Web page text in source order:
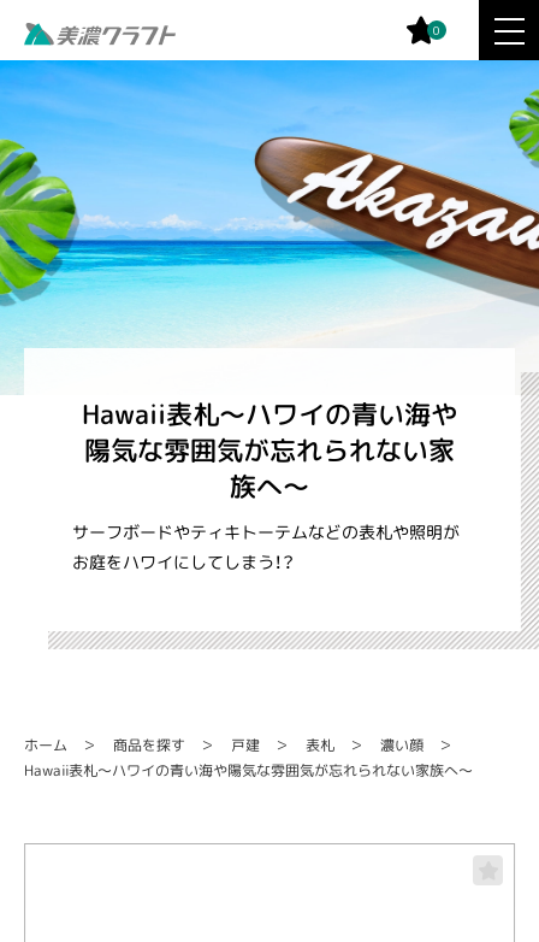
0
Hawaii表札～ハワイの青い海や
陽気な雰囲気が忘れられない家
族へ～
サーフボードやティキトーテムなどの表札や照明が
お庭をハワイにしてしまう！？
ホーム 商品を探す 戸建 表札 濃い顔
Hawaii表札～ハワイの青い海や陽気な雰囲気が忘れられない家族へ～